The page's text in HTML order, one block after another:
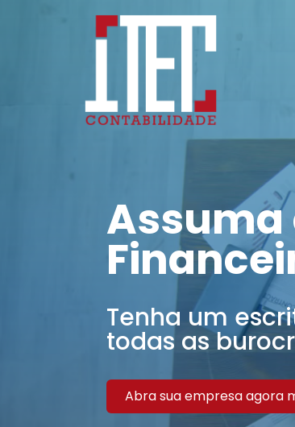
Assuma
Tenha um
todas as
Abra sua empresa agora